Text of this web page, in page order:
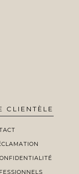
CLIENTÈLE